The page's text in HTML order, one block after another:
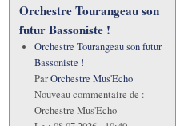
Orchestre Tourangeau son
futur Bassoniste !
Orchestre Tourangeau son futur
Bassoniste !
ParOrchestre Mus'Echo
Nouveau commentaire de :
Orchestre Mus'Echo